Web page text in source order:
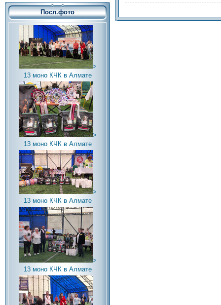
Посл.фото
>
13 моно КЧК в Алмате
>
13 моно КЧК в Алмате
>
13 моно КЧК в Алмате
>
13 моно КЧК в Алмате